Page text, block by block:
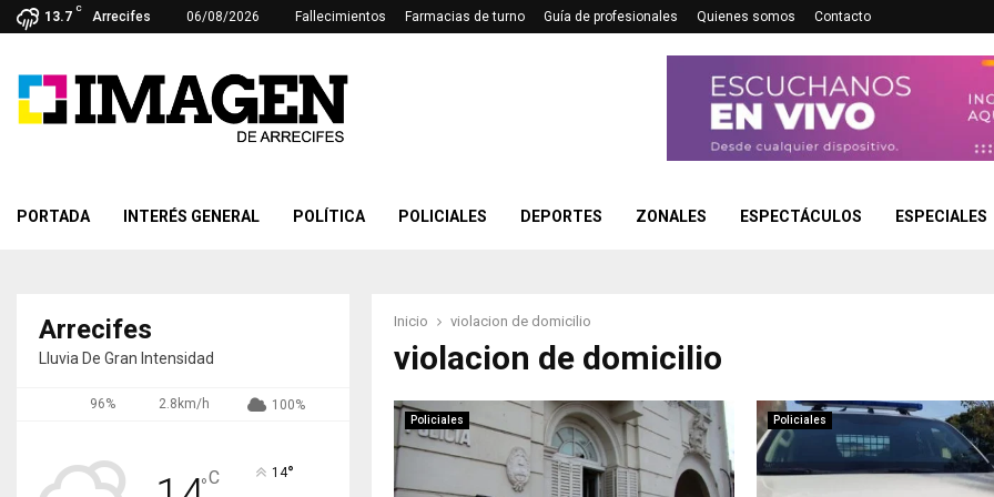
13.7
C
Arrecifes 06/08/2026 Fallecimientos Farmacias de turno Guía de profesionales Quienes somos Contacto
PORTADA INTERÉS GENERAL POLÍTICA POLICIALES DEPORTES ZONALES ESPECTÁCULOS ESPECIALES
Inicio violacion de domicilio
violacion de domicilio
Policiales Policiales
Arrecifes
Lluvia De Gran Intensidad
96% 2.8km/h 100%
°C 14°